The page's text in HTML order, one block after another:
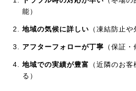
能）
地域の気候に詳しい （凍結防止
アフターフォローが丁寧 （保証
地域での実績が豊富
（近隣のお
る）